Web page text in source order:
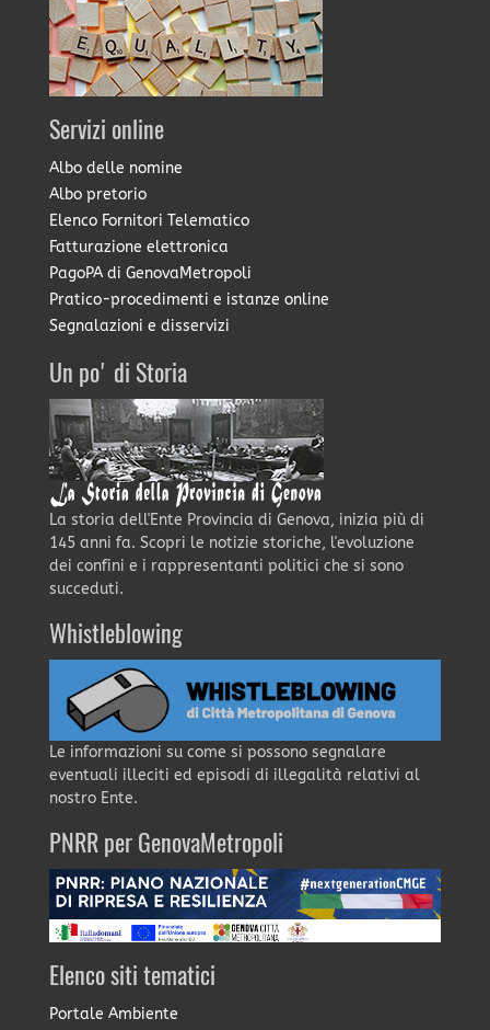
Servizi online
Albo delle nomine
Albo pretorio
Elenco Fornitori Telematico
Fatturazione elettronica
PagoPA di GenovaMetropoli
Pratico-procedimenti e istanze online
Segnalazioni e disservizi
Un po' di Storia
La storia dell'Ente Provincia di Genova, inizia più di
145 anni fa. Scopri le notizie storiche, l'evoluzione
dei confini e i rappresentanti politici che si sono
succeduti.
Whistleblowing
Le informazioni su come si possono segnalare
eventuali illeciti ed episodi di illegalità relativi al
nostro Ente.
PNRR per GenovaMetropoli
Elenco siti tematici
Portale Ambiente